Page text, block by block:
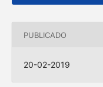
PUBLICADO
20-02-2019